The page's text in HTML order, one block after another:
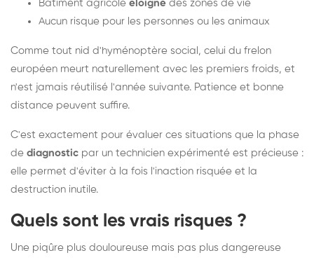
Bâtiment agricole éloigné des zones de vie
Aucun risque pour les personnes ou les animaux
Comme tout nid d'hyménoptère social, celui du frelon
européen meurt naturellement avec les premiers froids, et
n'est jamais réutilisé l'année suivante. Patience et bonne
distance peuvent suffire.
C'est exactement pour évaluer ces situations que la phase
de diagnostic par un technicien expérimenté est précieuse :
elle permet d'éviter à la fois l'inaction risquée et la
destruction inutile.
Quels sont les vrais risques ?
Une piqûre plus douloureuse mais pas plus dangereuse